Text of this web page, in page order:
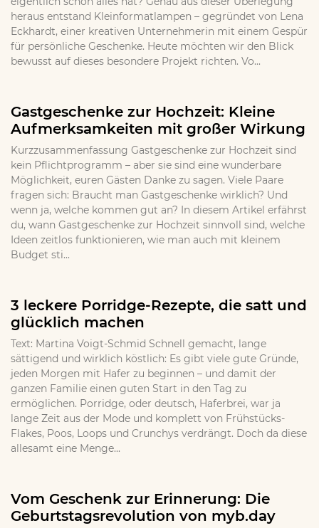
heraus entstand Kleinformatlampen – gegründet von Lena
Eckhardt, einer kreativen Unternehmerin mit einem Gespür
für persönliche Geschenke. Heute möchten wir den Blick
bewusst auf dieses besondere Projekt richten. Vo...
Gastgeschenke zur Hochzeit: Kleine
Aufmerksamkeiten mit großer Wirkung
Kurzzusammenfassung Gastgeschenke zur Hochzeit sind
kein Pflichtprogramm – aber sie sind eine wunderbare
Möglichkeit, euren Gästen Danke zu sagen. Viele Paare
fragen sich: Braucht man Gastgeschenke wirklich? Und
wenn ja, welche kommen gut an? In diesem Artikel erfährst
du, wann Gastgeschenke zur Hochzeit sinnvoll sind, welche
Ideen zeitlos funktionieren, wie man auch mit kleinem
Budget sti...
3 leckere Porridge-Rezepte, die satt und
glücklich machen
Text: Martina Voigt-Schmid Schnell gemacht, lange
sättigend und wirklich köstlich: Es gibt viele gute Gründe,
jeden Morgen mit Hafer zu beginnen – und damit der
ganzen Familie einen guten Start in den Tag zu
ermöglichen. Porridge, oder deutsch, Haferbrei, war ja
lange Zeit aus der Mode und komplett von Frühstücks-
Flakes, Poos, Loops und Crunchys verdrängt. Doch da diese
allesamt eine Menge...
Vom Geschenk zur Erinnerung: Die
Geburtstagsrevolution von myb.day